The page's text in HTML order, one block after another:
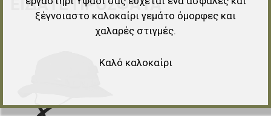
ΕΊΔΑΤΕ ΠΡΌΣΦΑΤΑ
ξέγνοιαστο καλοκαίρι γεμάτο όμορφες και
χαλαρές στιγμές.
Καλό καλοκαίρι